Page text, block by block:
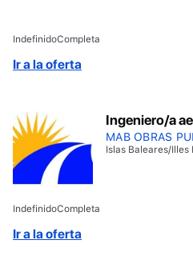
IndefinidoCompleta
Ir a la oferta
Ingeniero/a
MAB OBRAS
Islas Baleares/Illes
IndefinidoCompleta
Ir a la oferta